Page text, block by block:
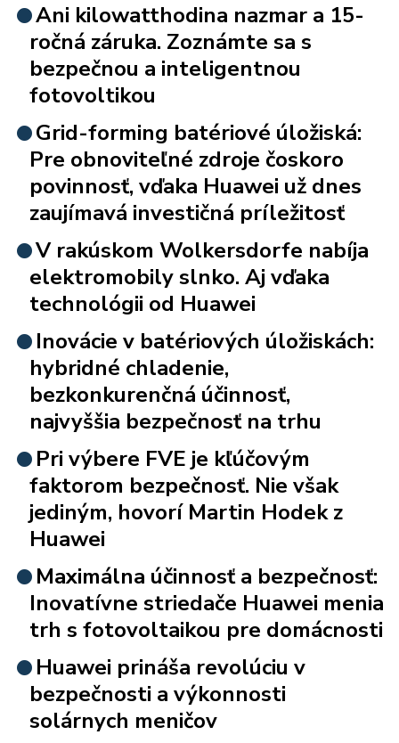
Ani kilowatthodina nazmar a 15-
ročná záruka. Zoznámte sa s
bezpečnou a inteligentnou
fotovoltikou
Grid-forming batériové úložiská:
Pre obnoviteľné zdroje čoskoro
povinnosť, vďaka Huawei už dnes
zaujímavá investičná príležitosť
V rakúskom Wolkersdorfe nabíja
elektromobily slnko. Aj vďaka
technológii od Huawei
Inovácie v batériových úložiskách:
hybridné chladenie,
bezkonkurenčná účinnosť,
najvyššia bezpečnosť na trhu
Pri výbere FVE je kľúčovým
faktorom bezpečnosť. Nie však
jediným, hovorí Martin Hodek z
Huawei
Maximálna účinnosť a bezpečnosť:
Inovatívne striedače Huawei menia
trh s fotovoltaikou pre domácnosti
Huawei prináša revolúciu v
bezpečnosti a výkonnosti
solárnych meničov